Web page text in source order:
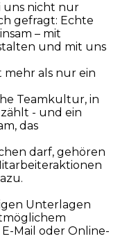
uns nicht nur
gefragt: Echte
– mit
und mit uns
mehr als nur ein
Teamkultur, in
- und ein
das
darf, gehören
Unterlagen
Mail oder Online-